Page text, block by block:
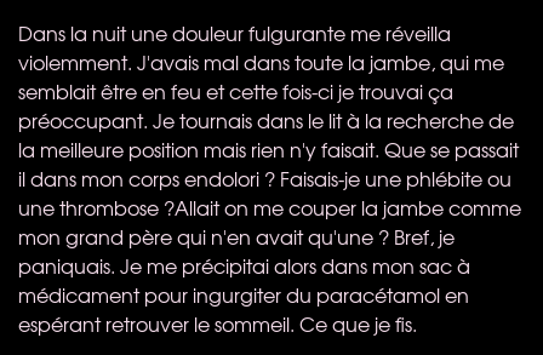
Dans la nuit une douleur fulgurante me réveilla
violemment. J'avais mal dans toute la jambe, qui me
semblait être en feu et cette fois-ci je trouvai ça
préoccupant. Je tournais dans le lit à la recherche de
la meilleure position mais rien n'y faisait. Que se passait
il dans mon corps endolori ? Faisais-je une phlébite ou
une thrombose ?Allait on me couper la jambe comme
mon grand père qui n'en avait qu'une ? Bref, je
paniquais. Je me précipitai alors dans mon sac à
médicament pour ingurgiter du paracétamol en
espérant retrouver le sommeil. Ce que je fis.